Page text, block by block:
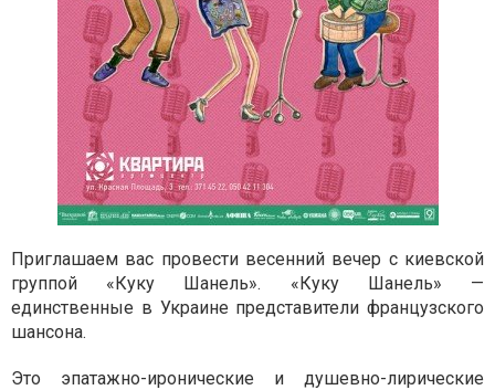
Приглашаем вас провести весенний вечер с киевской
группой «Куку Шанель». «Куку Шанель» —
единственные в Украине представители французского
шансона.
Это эпатажно-иронические и душевно-лирические